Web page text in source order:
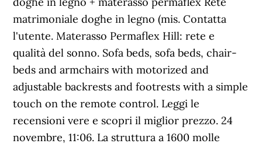
matrimoniale doghe in legno (mis. Contatta
l'utente. Materasso Permaflex Hill: rete e
qualità del sonno. Sofa beds, sofa beds, chair-
beds and armchairs with motorized and
adjustable backrests and footrests with a simple
touch on the remote control. Leggi le
recensioni vere e scopri il miglior prezzo. 24
novembre, 11:06. La struttura a 1600 molle